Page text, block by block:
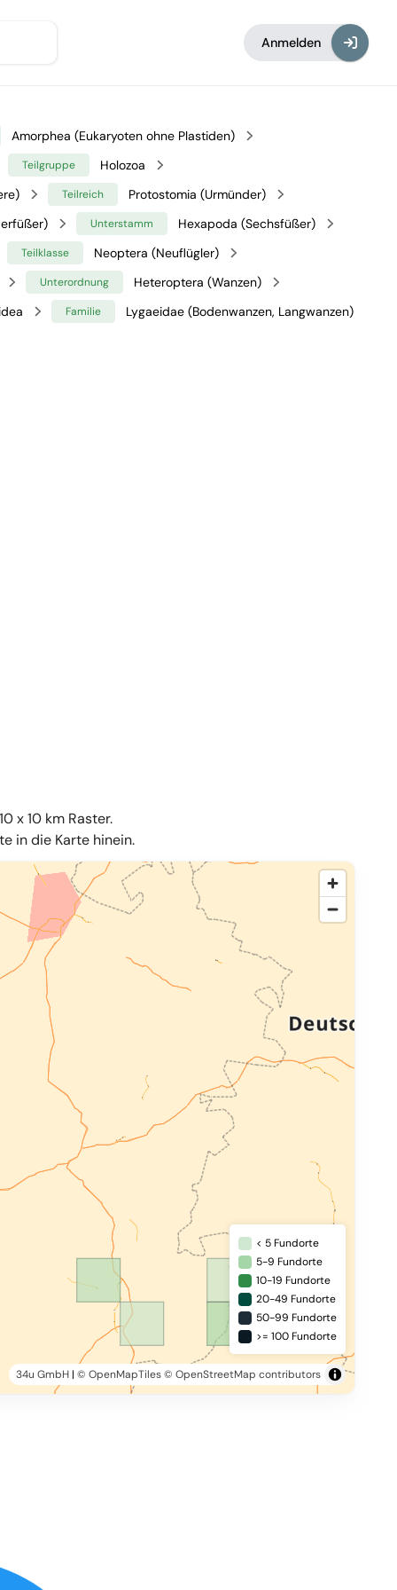
Anmelden
Amorphea (Eukaryoten ohne Plastiden)
Teilgruppe
Holozoa
Teilreich
Protostomia (Urmünder)
Unterstamm Hexapoda (Sechsfüßer)
Teilklasse Neoptera (Neuflügler)
Unterordnung
Heteroptera (Wanzen)
Familie Lygaeidae (Bodenwanzen, Langwanzen)
x 10 km Raster.
in die Karte hinein.
34u GmbH| © OpenMapTiles© OpenStreetMap contributors
< 5 Fundorte
5-9 Fundorte
10-19 Fundorte
20-49 Fundorte
50-99 Fundorte
>= 100 Fundorte